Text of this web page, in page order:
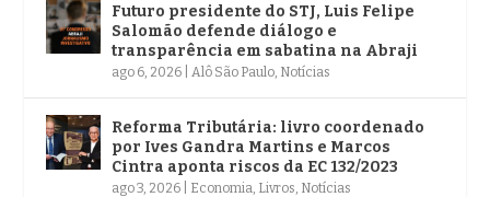
Futuro presidente do STJ, Luis Felipe
Salomão defende diálogo e
transparência em sabatina na Abraji
ago 6, 2026 |Alô São Paulo, Notícias
Reforma Tributária: livro coordenado
por Ives Gandra Martins e Marcos
Cintra aponta riscos da EC 132/2023
ago 3, 2026 Economia, Livros, Notícias